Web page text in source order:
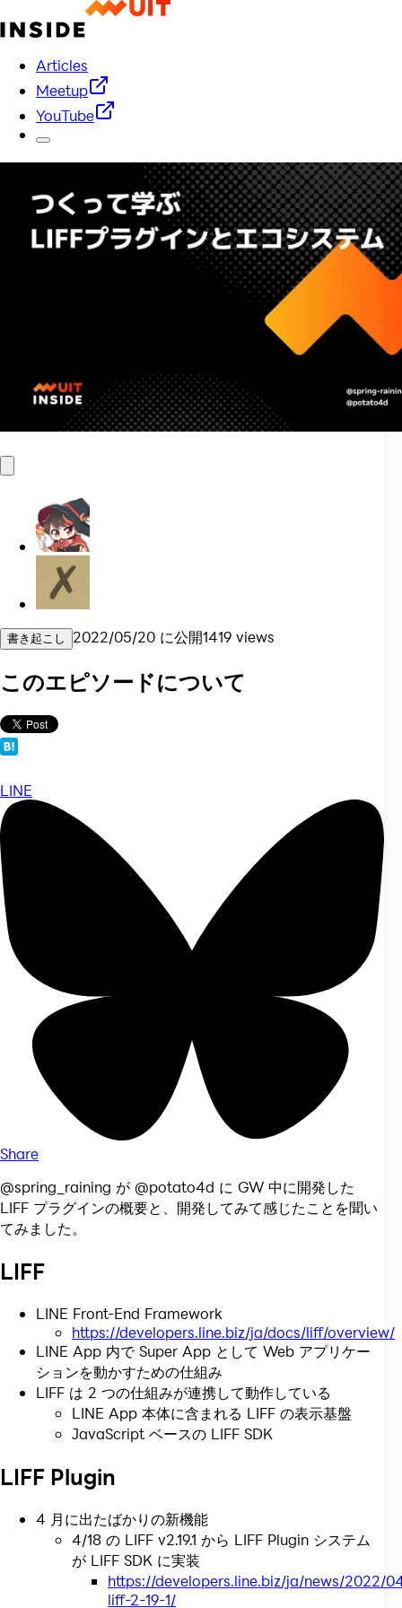
Articles
Meetup
YouTube
書き起こし 2022/05/20 に公開1419 views
このエピソードについて
LINE
Share
@spring_raining が @potato4d に GW 中に開発した
LIFF プラグインの概要と、開発してみて感じたことを聞い
てみました。
LIFF
LINE Front-End Framework
https://developers.line.biz/ja/docs/liff/overview/
LINE App 内で Super App として Web アプリケー
ションを動かすための仕組み
LIFF は 2 つの仕組みが連携して動作している
LINE App 本体に含まれる LIFF の表示基盤
JavaScript ベースの LIFF SDK
LIFF Plugin
4 月に出たばかりの新機能
4/18 の LIFF v2.19.1 から LIFF Plugin システム
が LIFF SDK に実装
https://developers.line.biz/ja/news/2022/
liff-2-19-1/